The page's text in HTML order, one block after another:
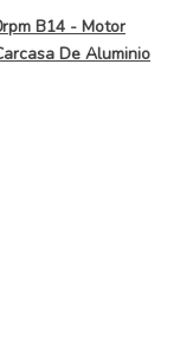
B14 - Motor
De Aluminio